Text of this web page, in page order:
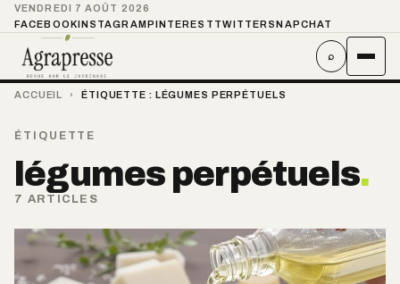
VENDREDI 7 AOÛT 2026
FACEBOOKINSTAGRAMPINTEREST TWITTER SNAPCHAT
⌕
ACCUEIL › ÉTIQUETTE : LÉGUMES PERPÉTUELS
ÉTIQUETTE
légumes perpétuels.
7 ARTICLES